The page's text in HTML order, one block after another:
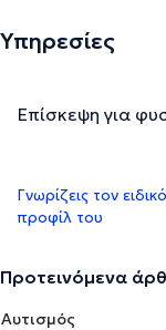
Υπηρεσίες
Επίσκεψη για
Γνωρίζεις τον
προφίλ του
Προτεινόμενα
Αυτισμός